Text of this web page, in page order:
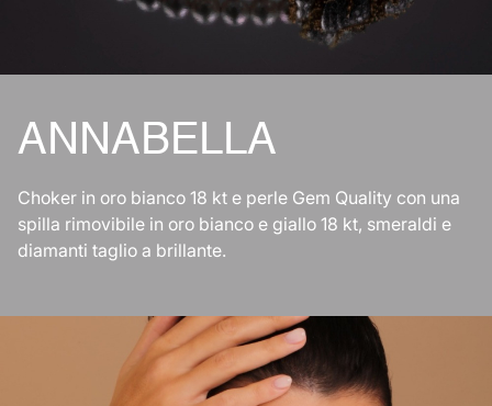
ANNABELLA
Choker in oro bianco 18 kt e perle Gem Quality con una
spilla rimovibile in oro bianco e giallo 18 kt, smeraldi e
diamanti taglio a brillante.